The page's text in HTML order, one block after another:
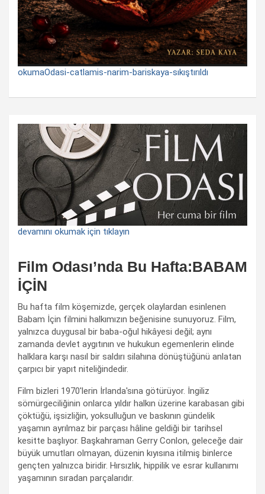
okumaOdasi-catlamis-narim-bariskaya-sıkıştırıldı
devamını okumak için tıklayın
Film Odası’nda Bu Hafta:BABAM
İÇİN
Bu hafta film köşemizde, gerçek olaylardan esinlenen
Babam İçin filmini halkımızın beğenisine sunuyoruz. Film,
yalnızca duygusal bir baba-oğul hikâyesi değil; aynı
zamanda devlet aygıtının ve hukukun egemenlerin elinde
halklara karşı nasıl bir saldırı silahına dönüştüğünü anlatan
çarpıcı bir yapıt niteliğindedir.
Film bizleri 1970'lerin İrlanda'sına götürüyor. İngiliz
sömürgeciliğinin onlarca yıldır halkın üzerine karabasan gibi
çöktüğü, işsizliğin, yoksulluğun ve baskının gündelik
yaşamın ayrılmaz bir parçası hâline geldiği bir tarihsel
kesitte başlıyor. Başkahraman Gerry Conlon, geleceğe dair
büyük umutları olmayan, düzenin kıyısına itilmiş binlerce
gençten yalnızca biridir. Hırsızlık, hippilik ve esrar kullanımı
yaşamının sıradan parçalarıdır.